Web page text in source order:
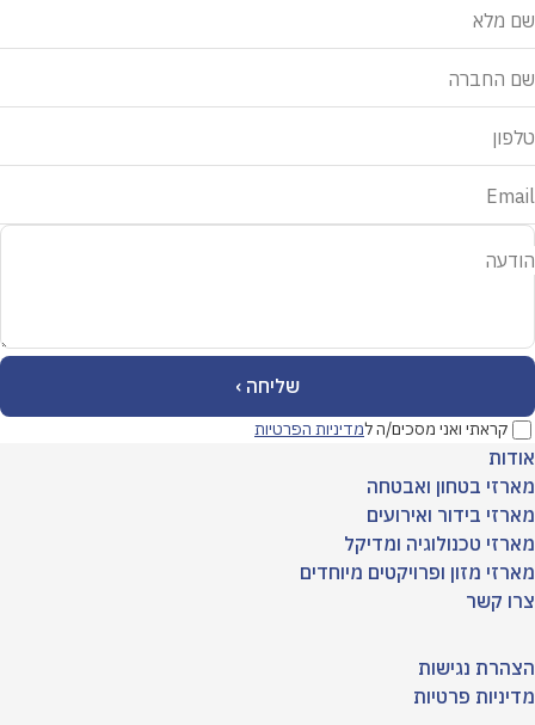
שם מלא
שם החברה
טלפון
Email
הודעה
תמלא
זה
קראתי ואני מסכים/ה למדיניות הפרטיות
אודות
מארזי בטחון ואבטחה
מארזי בידור ואירועים
מארזי טכנולוגיה ומדיקל
מארזי מזון ופרויקטים מיוחדים
צרו קשר
הצהרת נגישות
מדיניות פרטיות